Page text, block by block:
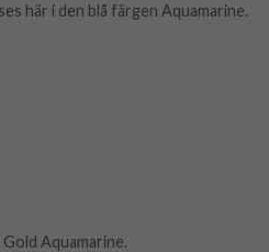
här i den blå färgen Aquamarine.
Aquamarine.